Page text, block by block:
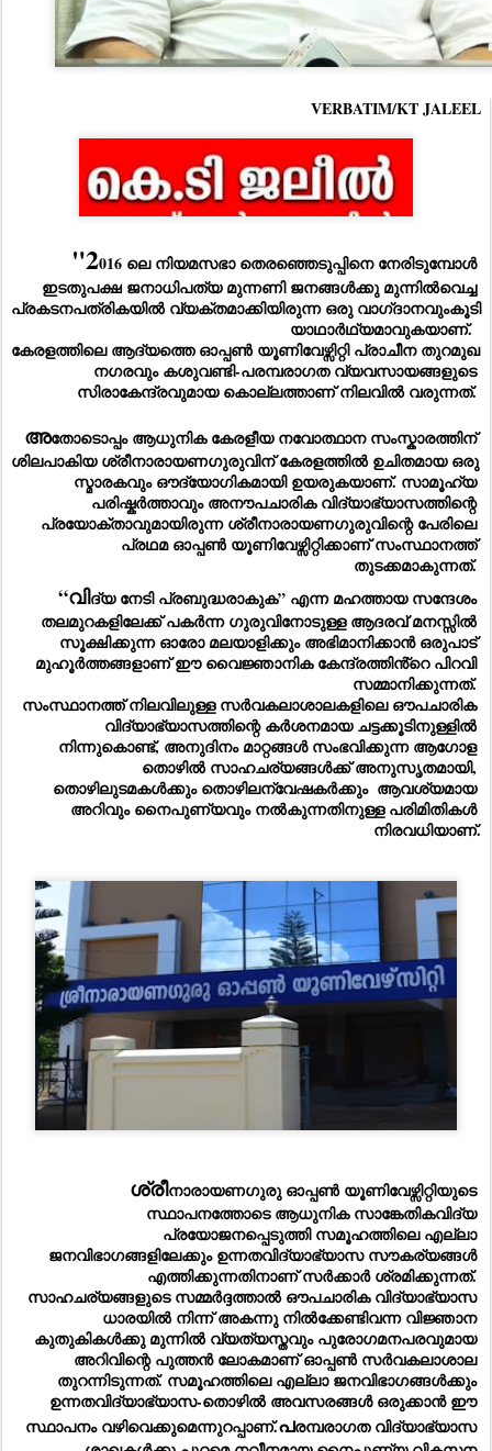
VERBATIM/KT JALEEL
"2016 ലെ നിയമസഭാ തെരഞ്ഞെടുപ്പിനെ നേരിടുമ്പോൾ
ഇടതുപക്ഷ ജനാധിപത്യ മുന്നണി ജനങ്ങൾക്കു മുന്നിൽവെച്ച
പ്രകടനപത്രികയിൽ വ്യക്തമാക്കിയിരുന്ന ഒരു വാഗ്‌ദാനവുംകൂടി
യാഥാർഥ്യമാവുകയാണ്.
കേരളത്തിലെ ആദ്യത്തെ ഓപ്പൺ യൂണിവേഴ്സിറ്റി പ്രാചീന തുറമുഖ
നഗരവും കശുവണ്ടി-പരമ്പരാഗത വ്യവസായങ്ങളുടെ
സിരാകേന്ദ്രവുമായ കൊല്ലത്താണ് നിലവിൽ വരുന്നത്.
അതോടൊപ്പം ആധുനിക കേരളീയ നവോത്ഥാന സംസ്കാരത്തിന്
ശിലപാകിയ ശ്രീനാരായണഗുരുവിന് കേരളത്തിൽ ഉചിതമായ ഒരു
സ്മാരകവും ഔദ്യോഗികമായി ഉയരുകയാണ്. സാമൂഹ്യ
പരിഷ്കർത്താവും അനൗപചാരിക വിദ്യാഭ്യാസത്തിന്റെ
പ്രയോക്താവുമായിരുന്ന ശ്രീനാരായണഗുരുവിന്റെ പേരിലെ
പ്രഥമ ഓപ്പൺ യൂണിവേഴ്സിറ്റിക്കാണ് സംസ്ഥാനത്ത്
തുടക്കമാകുന്നത്.
“വിദ്യ നേടി പ്രബുദ്ധരാകുക” എന്ന മഹത്തായ സന്ദേശം
തലമുറകളിലേക്ക് പകർന്ന ഗുരുവിനോടുള്ള ആദരവ് മനസ്സിൽ
സൂക്ഷിക്കുന്ന ഓരോ മലയാളിക്കും അഭിമാനിക്കാൻ ഒരുപാട്
മുഹൂർത്തങ്ങളാണ് ഈ വൈജ്ഞാനിക കേന്ദ്രത്തിൻ്റെ പിറവി
സമ്മാനിക്കുന്നത്.
സംസ്ഥാനത്ത് നിലവിലുള്ള സർവകലാശാലകളിലെ ഔപചാരിക
വിദ്യാഭ്യാസത്തിന്റെ കർശനമായ ചട്ടക്കൂടിനുള്ളിൽ
നിന്നുകൊണ്ട്, അനുദിനം മാറ്റങ്ങൾ സംഭവിക്കുന്ന ആഗോള
തൊഴിൽ സാഹചര്യങ്ങൾക്ക് അനുസൃതമായി,
തൊഴിലുടമകൾക്കും തൊഴിലന്വേഷകർക്കും  ആവശ്യമായ
അറിവും നൈപുണ്യവും നൽകുന്നതിനുള്ള പരിമിതികൾ
നിരവധിയാണ്.
ശ്രീനാരായണഗുരു ഓപ്പൺ യൂണിവേഴ്സിറ്റിയുടെ
സ്ഥാപനത്തോടെ ആധുനിക സാങ്കേതികവിദ്യ
പ്രയോജനപ്പെടുത്തി സമൂഹത്തിലെ എല്ലാ
ജനവിഭാഗങ്ങളിലേക്കും ഉന്നതവിദ്യാഭ്യാസ സൗകര്യങ്ങൾ
എത്തിക്കുന്നതിനാണ് സർക്കാർ ശ്രമിക്കുന്നത്.
സാഹചര്യങ്ങളുടെ സമ്മർദ്ദത്താൽ ഔപചാരിക വിദ്യാഭ്യാസ
ധാരയിൽ നിന്ന് അകന്നു നിൽക്കേണ്ടിവന്ന വിജ്ഞാന
കുതുകികൾക്കു മുന്നിൽ വ്യത്യസ്തവും പുരോഗമനപരവുമായ
അറിവിന്റെ പുത്തൻ ലോകമാണ് ഓപ്പൺ സർവകലാശാല
തുറന്നിടുന്നത്. സമൂഹത്തിലെ എല്ലാ ജനവിഭാഗങ്ങൾക്കും
ഉന്നതവിദ്യാഭ്യാസ-തൊഴിൽ അവസരങ്ങൾ ഒരുക്കാൻ ഈ
സ്ഥാപനം വഴിവെക്കുമെന്നുറപ്പാണ്.പരമ്പരാഗത വിദ്യാഭ്യാസ